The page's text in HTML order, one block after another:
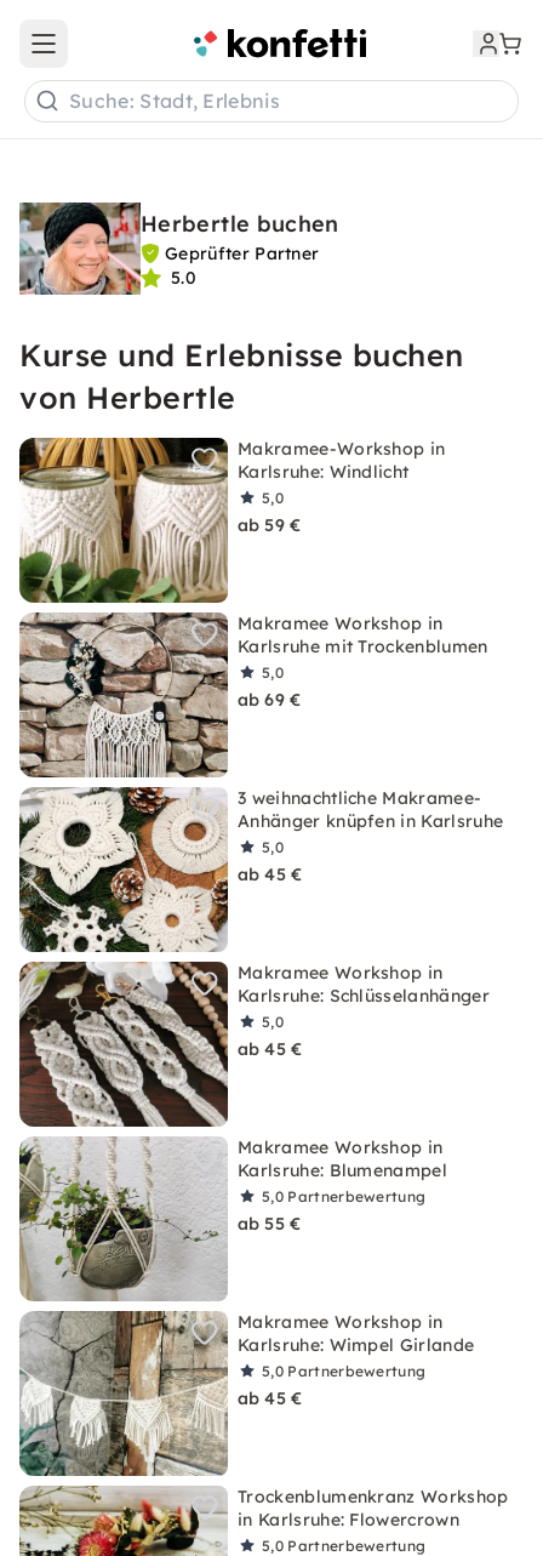
Open main menu
Suche: Stadt, Erlebnis
Herbertle buchen
Geprüfter Partner
5.0
Kurse und Erlebnisse buchen
von Herbertle
Makramee-Workshop in
Karlsruhe: Windlicht
5,0
ab 59 €
Makramee Workshop in
Karlsruhe mit Trockenblumen
5,0
ab 69 €
3 weihnachtliche Makramee-
Anhänger knüpfen in Karlsruhe
5,0
ab 45 €
Makramee Workshop in
Karlsruhe: Schlüsselanhänger
5,0
ab 45 €
Makramee Workshop in
Karlsruhe: Blumenampel
5,0 Partnerbewertung
ab 55 €
Makramee Workshop in
Karlsruhe: Wimpel Girlande
5,0 Partnerbewertung
ab 45 €
Trockenblumenkranz Workshop
in Karlsruhe: Flowercrown
5,0 Partnerbewertung